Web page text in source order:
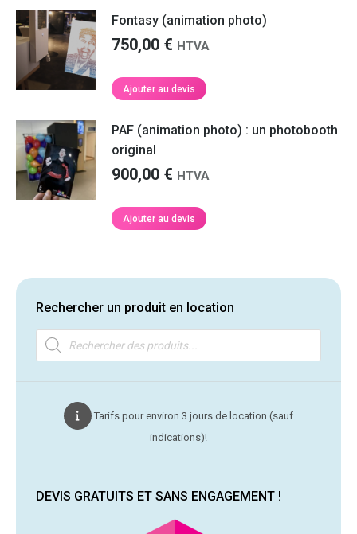
Fontasy (animation photo)
750,00 € HTVA
Ajouter au devis
PAF (animation photo) : un photobooth
original
900,00 € HTVA
Ajouter au devis
Rechercher un produit en location
Recherche
de
produits
Tarifs pour environ 3 jours de location (sauf
indications)!
DEVIS GRATUITS ET SANS ENGAGEMENT !